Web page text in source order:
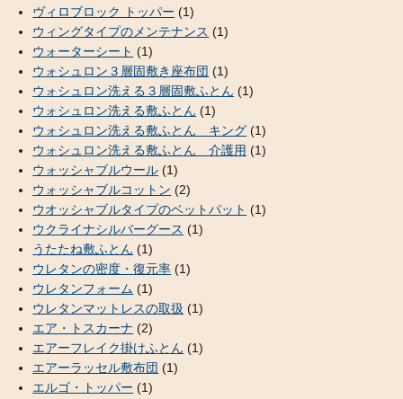
ヴィロブロック トッパー (1)
ウィングタイプのメンテナンス (1)
ウォーターシート (1)
ウォシュロン３層固敷き座布団 (1)
ウォシュロン洗える３層固敷ふとん (1)
ウォシュロン洗える敷ふとん (1)
ウォシュロン洗える敷ふとん キング (1)
ウォシュロン洗える敷ふとん 介護用 (1)
ウォッシャブルウール (1)
ウォッシャブルコットン (2)
ウオッシャブルタイプのベットパット (1)
ウクライナシルバーグース (1)
うたたね敷ふとん (1)
ウレタンの密度・復元率 (1)
ウレタンフォーム (1)
ウレタンマットレスの取扱 (1)
エア・トスカーナ (2)
エアーフレイク掛けふとん (1)
エアーラッセル敷布団 (1)
エルゴ・トッパー (1)